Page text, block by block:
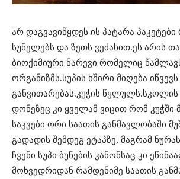
არ დაგვავიწყდეს ის პატარა
სუნელებს და ზეთს ვეძახით.ეს არის
ბიოქიმიური ნარევი რომელიც
ორგანიზმს.სუპის ხშირი მიღება იწვევს
განვითარებას.კუჭის წყლულს.სკოლის
დონეზეც კი ყველამ ვიცით რომ
საკვები ორი საათის განმავლობაში
გადადის შემდეგ ეტაპზე, მაგრამ
ჩვენი სუპი ბუნების კანონსაც კი
მოხვედრიდან რამდენიმე საათის